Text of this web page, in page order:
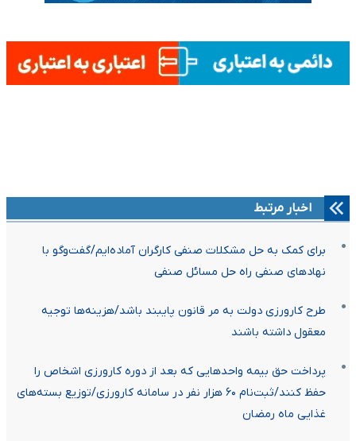
اخبار مرتبط
برای کمک به حل مشکلات صنفی کارگران آماده‌ایم/گفت‌وگو با
نهادهای صنفی راه حل مسائل صنفی
طرح کارورزی دولت به مر قانون پایبند باشد/هزینه‌ها توجیه
معقول داشته باشند
پرداخت حق بیمه واحدهایی که بعد از دوره کارورزی اشخاص را
حفظ کنند/ثبت‌نام ۶۰ هزار نفر در سامانه کارورزی/توزیع بسته‌های
غذایی ماه رمضان